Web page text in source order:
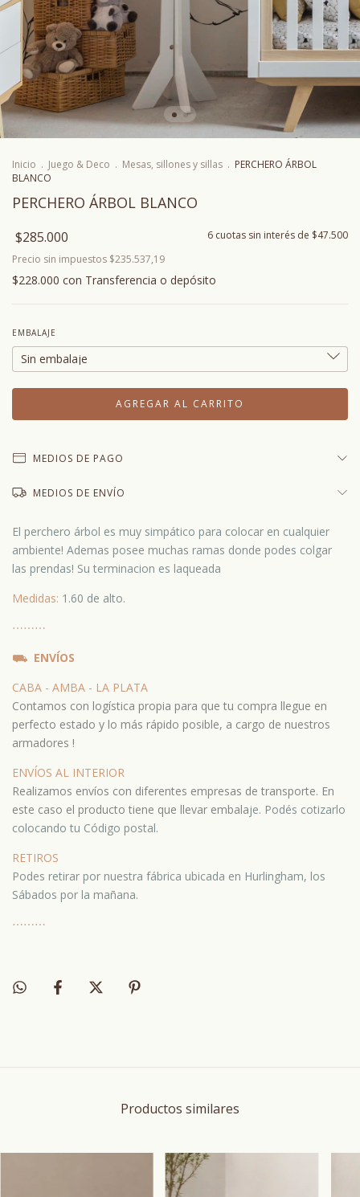
Inicio . Juego & Deco . Mesas, sillones y sillas . PERCHERO ÁRBOL
BLANCO
PERCHERO ÁRBOL BLANCO
$285.000 6 cuotas sin interés de $47.500
Precio sin impuestos $235.537,19
$228.000 con Transferencia o depósito
EMBALAJE
MEDIOS DE PAGO
MEDIOS DE ENVÍO
El perchero árbol es muy simpático para colocar en cualquier
ambiente! Ademas posee muchas ramas donde podes colgar
las prendas! Su terminacion es laqueada
Medidas: 1.60 de alto.
⋯⋯⋯
⛟ ENVÍOS
CABA - AMBA - LA PLATA
Contamos con logística propia para que tu compra llegue en
perfecto estado y lo más rápido posible, a cargo de nuestros
armadores !
ENVÍOS AL INTERIOR
Realizamos envíos con diferentes empresas de transporte. En
este caso el producto tiene que llevar embalaje. Podés cotizarlo
colocando tu Código postal.
RETIROS
Podes retirar por nuestra fábrica ubicada en Hurlingham, los
Sábados por la mañana.
⋯⋯⋯
Productos similares